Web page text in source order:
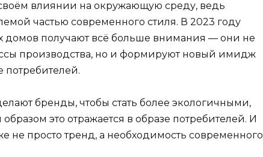
влиянии на окружающую среду, ведь
частью современного стиля. В 2023 году
получают всё больше внимания — они не
производства, но и формируют новый имидж
потребителей.
бренды, чтобы стать более экологичными,
это отражается в образе потребителей. И
не просто тренд, а необходимость современного